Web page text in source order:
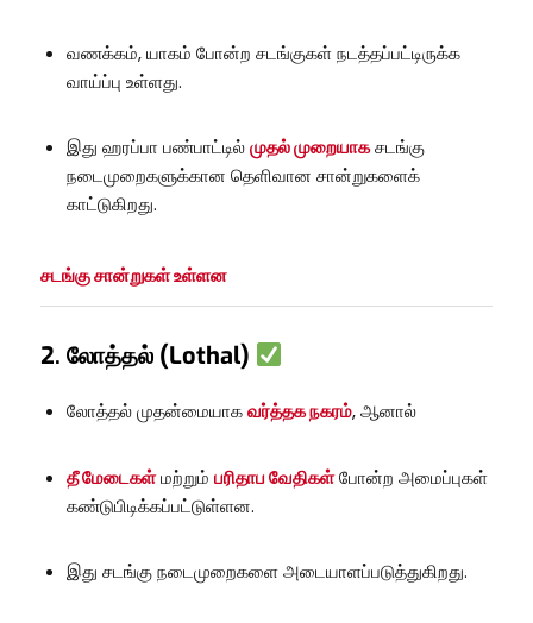
வணக்கம், யாகம் போன்ற சடங்குகள் நடத்தப்பட்டிருக்க
வாய்ப்பு உள்ளது.
இது ஹரப்பா பண்பாட்டில்முதல் முறையாகசடங்கு
நடைமுறைகளுக்கான தெளிவான சான்றுகளைக்
காட்டுகிறது.
சடங்கு சான்றுகள் உள்ளன
2. லோத்தல் (Lothal)
லோத்தல் முதன்மையாகவர்த்தக நகரம், ஆனால்
தீ மேடைகள்மற்றும் பரிதாப வேதிகள்போன்ற அமைப்புகள்
கண்டுபிடிக்கப்பட்டுள்ளன.
இது சடங்கு நடைமுறைகளை அடையாளப்படுத்துகிறது.